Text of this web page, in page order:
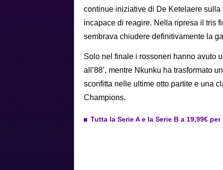
continue iniziative di De Ketelaere
incapace di reagire. Nella ripresa il tris
sembrava chiudere definitivamente la
Solo nel finale i rossoneri hanno avuto
all’88’, mentre Nkunku ha trasformato
sconfitta nelle ultime otto partite e una
Champions.
Tutta la Serie A e la Serie B a 19,99€